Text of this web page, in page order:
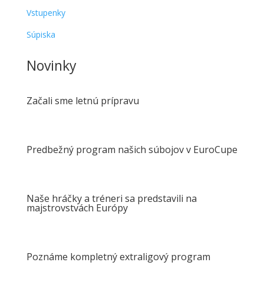
Vstupenky
Súpiska
Novinky
Začali sme letnú prípravu
Predbežný program našich súbojov v EuroCupe
Naše hráčky a tréneri sa predstavili na
majstrovstvách Európy
Poznáme kompletný extraligový program